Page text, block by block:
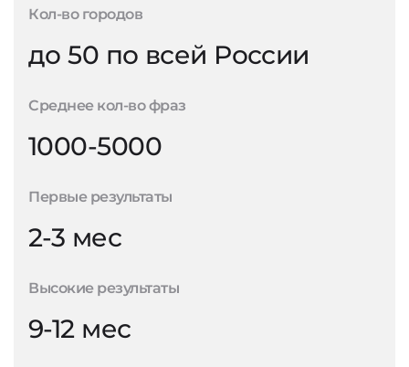
Кол-во городов
до 50 по всей России
Среднее кол-во фраз
1000-5000
Первые результаты
2-3 мес
Высокие результаты
9-12 мес